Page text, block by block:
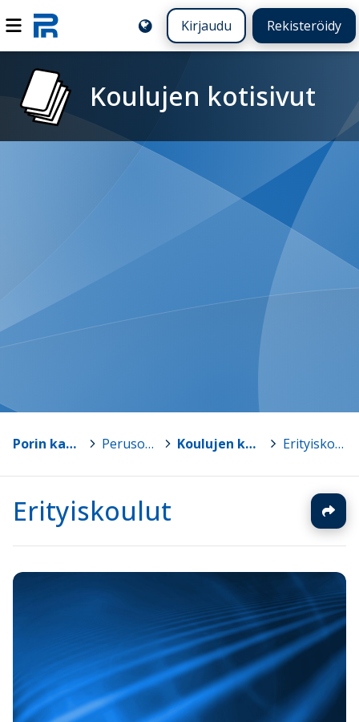
Kirjaudu Rekisteröidy
Koulujen kotisivut
Porin kaupunki > Perusopetus > Koulujen kotisivut > Erityiskoulut
Erityiskoulut